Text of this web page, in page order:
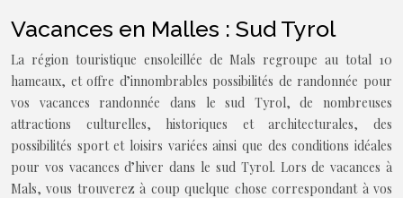
Vacances en Malles : Sud Tyrol
La région touristique ensoleillée de Mals regroupe au total 10
hameaux, et offre d’innombrables possibilités de randonnée pour
vos vacances randonnée dans le sud Tyrol, de nombreuses
attractions culturelles, historiques et architecturales, des
possibilités sport et loisirs variées ainsi que des conditions idéales
pour vos vacances d’hiver dans le sud Tyrol. Lors de vacances à
Mals, vous trouverez à coup quelque chose correspondant à vos